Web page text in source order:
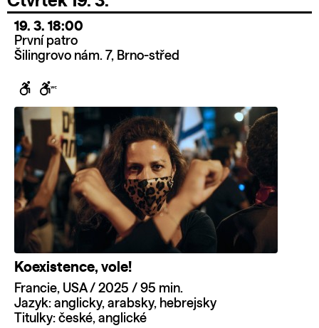
19. 3. 18:00
První patro
Šilingrovo nám. 7, Brno-střed
Koexistence, vole!
Francie, USA / 2025 / 95 min.
Jazyk: anglicky, arabsky, hebrejsky
Titulky: české, anglické